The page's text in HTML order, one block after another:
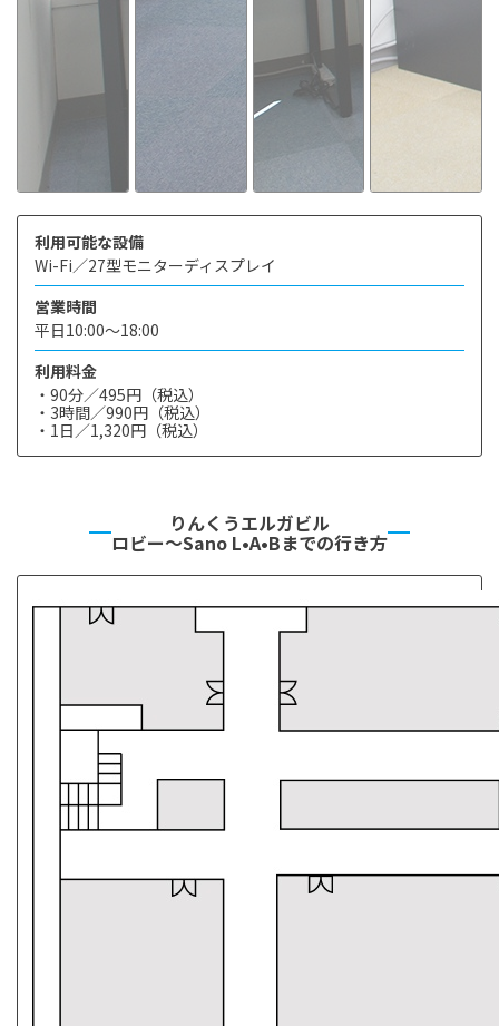
利用可能な設備
Wi-Fi／27型モニターディスプレイ
営業時間
平日10:00〜18:00
利用料金
・90分／495円（税込）
・3時間／990円（税込）
・1日／1,320円（税込）
りんくうエルガビル
ロビー〜Sano L•A•Bまでの行き方